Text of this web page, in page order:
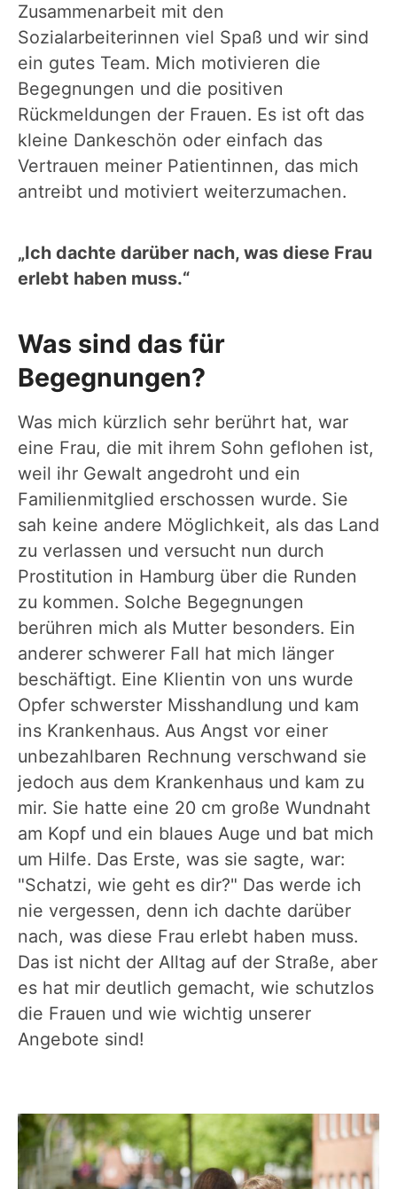
Zusammenarbeit mit den
Sozialarbeiterinnen viel Spaß und wir sind
ein gutes Team. Mich motivieren die
Begegnungen und die positiven
Rückmeldungen der Frauen. Es ist oft das
kleine Dankeschön oder einfach das
Vertrauen meiner Patientinnen, das mich
antreibt und motiviert weiterzumachen.
„Ich dachte darüber nach, was diese Frau
erlebt haben muss.“
Was sind das für
Begegnungen?
Was mich kürzlich sehr berührt hat, war
eine Frau, die mit ihrem Sohn geflohen ist,
weil ihr Gewalt angedroht und ein
Familienmitglied erschossen wurde. Sie
sah keine andere Möglichkeit, als das Land
zu verlassen und versucht nun durch
Prostitution in Hamburg über die Runden
zu kommen. Solche Begegnungen
berühren mich als Mutter besonders. Ein
anderer schwerer Fall hat mich länger
beschäftigt. Eine Klientin von uns wurde
Opfer schwerster Misshandlung und kam
ins Krankenhaus. Aus Angst vor einer
unbezahlbaren Rechnung verschwand sie
jedoch aus dem Krankenhaus und kam zu
mir. Sie hatte eine 20 cm große Wundnaht
am Kopf und ein blaues Auge und bat mich
um Hilfe. Das Erste, was sie sagte, war:
"Schatzi, wie geht es dir?" Das werde ich
nie vergessen, denn ich dachte darüber
nach, was diese Frau erlebt haben muss.
Das ist nicht der Alltag auf der Straße, aber
es hat mir deutlich gemacht, wie schutzlos
die Frauen und wie wichtig unserer
Angebote sind!